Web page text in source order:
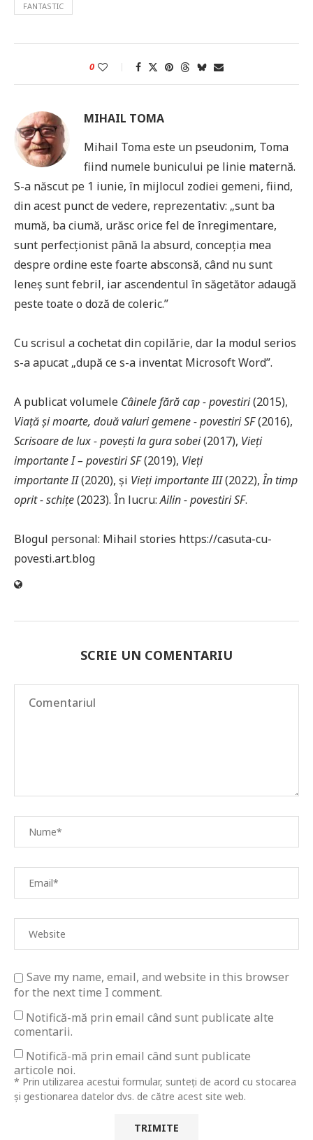
FANTASTIC
0
MIHAIL TOMA
Mihail Toma este un pseudonim, Toma
fiind numele bunicului pe linie maternă.
S-a născut pe 1 iunie, în mijlocul zodiei gemeni, fiind,
din acest punct de vedere, reprezentativ: „sunt ba
mumă, ba ciumă, urăsc orice fel de înregimentare,
sunt perfecționist până la absurd, concepția mea
despre ordine este foarte absconsă, când nu sunt
leneș sunt febril, iar ascendentul în săgetător adaugă
peste toate o doză de coleric.”
Cu scrisul a cochetat din copilărie, dar la modul serios
s-a apucat „după ce s-a inventat Microsoft Word”.
A publicat volumele Câinele fără cap − povestiri(2015),
Viață și moarte, două valuri gemene − povestiri SF(2016),
Scrisoare de lux − povești la gura sobei(2017), Vieți
importante I – povestiri SF(2019), Vieți
importante II(2020), și Vieți importante III(2022),În timp
oprit - schițe(2023). În lucru:Ailin − povestiri SF.
Blogul personal: Mihail stories https://casuta-cu-
povesti.art.blog
SCRIE UN COMENTARIU
Save my name, email, and website in this browser
for the next time I comment.
Notifică-mă prin email când sunt publicate alte
comentarii.
Notifică-mă prin email când sunt publicate
articole noi.
* Prin utilizarea acestui formular, sunteți de acord cu stocarea
și gestionarea datelor dvs. de către acest site web.